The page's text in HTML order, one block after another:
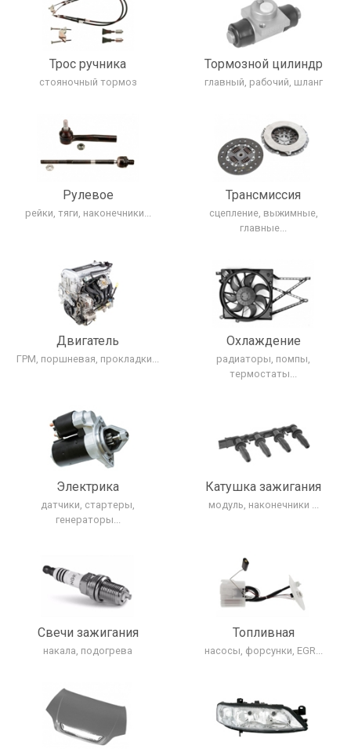
Трос ручника
стояночный тормоз
Тормозной цилиндр
главный, рабочий, шланг
Рулевое
рейки, тяги, наконечники...
Трансмиcсия
сцепление, выжимные,
главные...
Двигатель
ГРМ, поршневая, прокладки...
Охлаждение
радиаторы, помпы,
термостаты...
Электрика
датчики, стартеры,
генераторы...
Катушка зажигания
модуль, наконечники ...
Свечи зажигания
накала, подогрева
Топливная
насосы, форсунки, EGR...